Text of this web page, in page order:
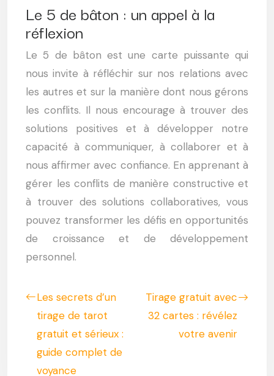
Le 5 de bâton : un appel à la
réflexion
Le 5 de bâton est une carte puissante qui
nous invite à réfléchir sur nos relations avec
les autres et sur la manière dont nous gérons
les conflits. Il nous encourage à trouver des
solutions positives et à développer notre
capacité à communiquer, à collaborer et à
nous affirmer avec confiance. En apprenant à
gérer les conflits de manière constructive et
à trouver des solutions collaboratives, vous
pouvez transformer les défis en opportunités
de croissance et de développement
personnel.
Les secrets d’un
tirage de tarot
gratuit et sérieux :
guide complet de
voyance
Tirage gratuit avec
32 cartes : révélez
votre avenir